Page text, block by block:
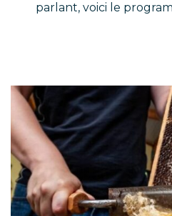
parlant, voici le